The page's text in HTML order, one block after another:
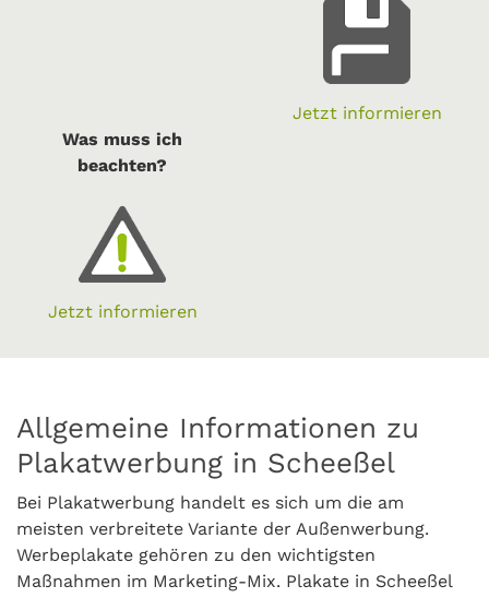
Jetzt informieren
Was muss ich
beachten?
Jetzt informieren
Allgemeine Informationen zu
Plakatwerbung in Scheeßel
Bei Plakatwerbung handelt es sich um die am
meisten verbreitete Variante der Außenwerbung.
Werbeplakate gehören zu den wichtigsten
Maßnahmen im Marketing-Mix. Plakate in Scheeßel